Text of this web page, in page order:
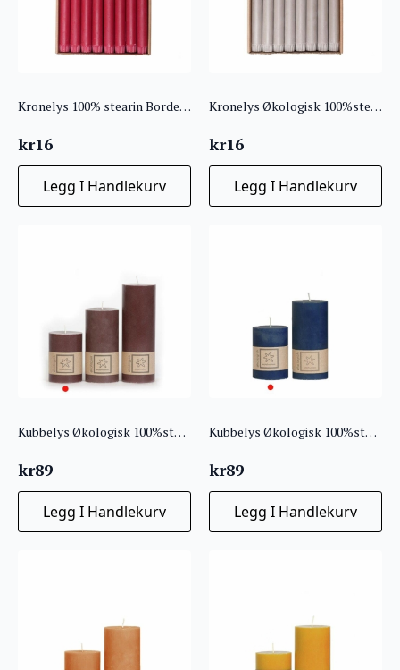
Kronelys 100% stearin Bordeaux
kr16
Legg I Handlekurv
Kronelys Økologisk 100%stearin Lin
kr16
Legg I Handlekurv
Kubbelys Økologisk 100%stearin 7X10 Brun
kr89
Legg I Handlekurv
Kubbelys Økologisk 100%stearin 7X10 Marineblå
kr89
Legg I Handlekurv